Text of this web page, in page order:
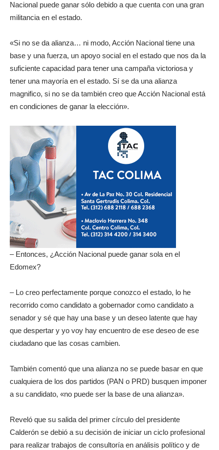
Nacional puede ganar sólo debido a que cuenta con una gran
militancia en el estado.
«Si no se da alianza… ni modo, Acción Nacional tiene una
base y una fuerza, un apoyo social en el estado que nos da la
suficiente capacidad para tener una campaña victoriosa y
tener una mayoría en el estado. Sí se da una alianza
magnifico, si no se da también creo que Acción Nacional está
en condiciones de ganar la elección».
– Entonces, ¿Acción Nacional puede ganar sola en el
Edomex?
– Lo creo perfectamente porque conozco el estado, lo he
recorrido como candidato a gobernador como candidato a
senador y sé que hay una base y un deseo latente que hay
que despertar y yo voy hay encuentro de ese deseo de ese
ciudadano que las cosas cambien.
También comentó que una alianza no se puede basar en que
cualquiera de los dos partidos (PAN o PRD) busquen imponer
a su candidato, «no puede ser la base de una alianza».
Reveló que su salida del primer círculo del presidente
Calderón se debió a su decisión de iniciar un ciclo profesional
para realizar trabajos de consultoría en análisis político y de